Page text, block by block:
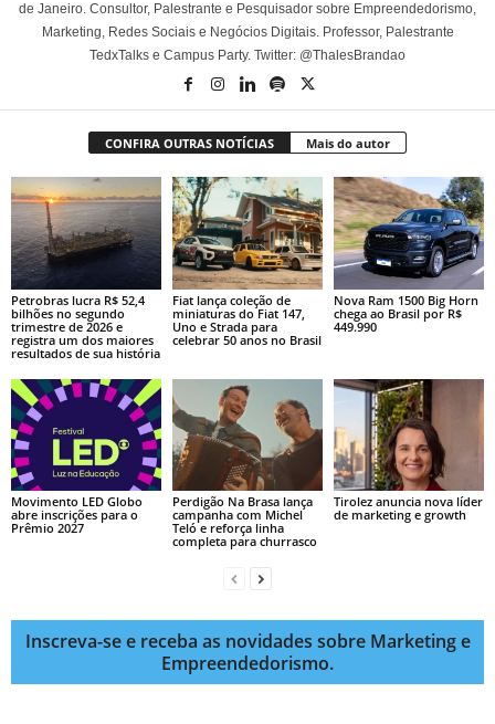
de Janeiro. Consultor, Palestrante e Pesquisador sobre Empreendedorismo,
Marketing, Redes Sociais e Negócios Digitais. Professor, Palestrante
TedxTalks e Campus Party. Twitter: @ThalesBrandao
CONFIRA OUTRAS NOTÍCIAS Mais do autor
Petrobras lucra R$ 52,4
bilhões no segundo
trimestre de 2026 e
registra um dos maiores
resultados de sua história
Fiat lança coleção de
miniaturas do Fiat 147,
Uno e Strada para
celebrar 50 anos no Brasil
Nova Ram 1500 Big Horn
chega ao Brasil por R$
449.990
Movimento LED Globo
abre inscrições para o
Prêmio 2027
Perdigão Na Brasa lança
campanha com Michel
Teló e reforça linha
completa para churrasco
Tirolez anuncia nova líder
de marketing e growth
Inscreva-se e receba as novidades sobre Marketing e
Empreendedorismo.